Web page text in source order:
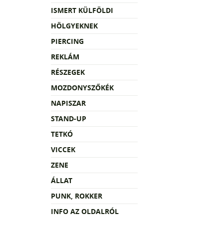
ISMERT KÜLFÖLDI
HÖLGYEKNEK
PIERCING
REKLÁM
RÉSZEGEK
MOZDONYSZŐKÉK
NAPISZAR
STAND-UP
TETKÓ
VICCEK
ZENE
ÁLLAT
PUNK, ROKKER
INFO AZ OLDALRÓL